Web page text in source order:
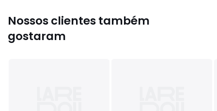
Nossos clientes também
gostaram